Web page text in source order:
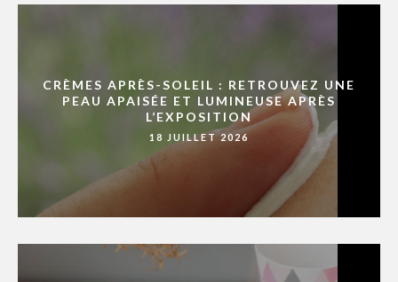
CRÈMES APRÈS-SOLEIL : RETROUVEZ UNE
PEAU APAISÉE ET LUMINEUSE APRÈS
L’EXPOSITION
18 JUILLET 2026